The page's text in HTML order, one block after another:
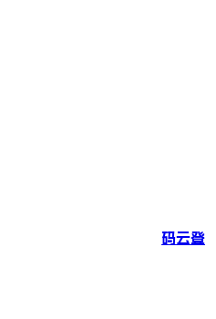
码云登